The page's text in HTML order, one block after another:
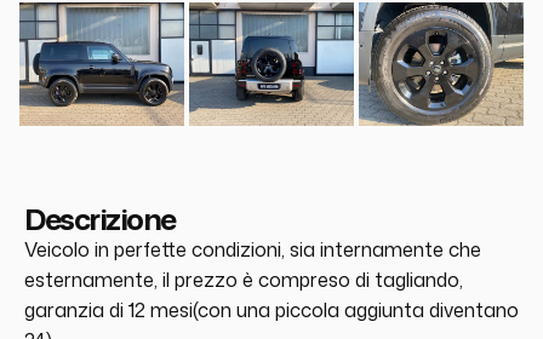
Descrizione
Veicolo in perfette condizioni, sia internamente che
esternamente, il prezzo è compreso di tagliando,
garanzia di 12 mesi(con una piccola aggiunta diventano